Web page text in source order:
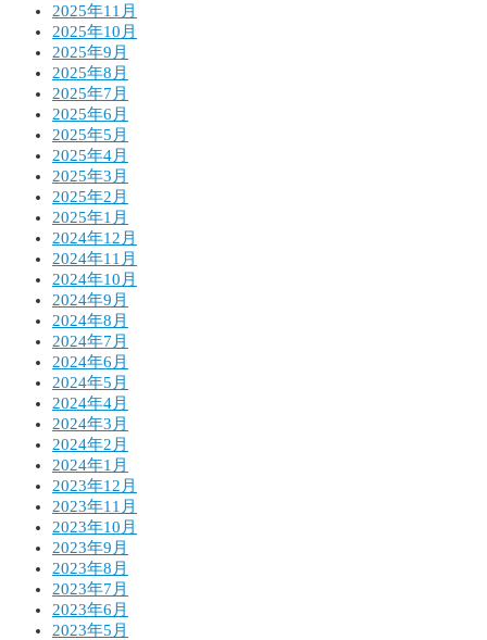
2025年11月
2025年10月
2025年9月
2025年8月
2025年7月
2025年6月
2025年5月
2025年4月
2025年3月
2025年2月
2025年1月
2024年12月
2024年11月
2024年10月
2024年9月
2024年8月
2024年7月
2024年6月
2024年5月
2024年4月
2024年3月
2024年2月
2024年1月
2023年12月
2023年11月
2023年10月
2023年9月
2023年8月
2023年7月
2023年6月
2023年5月